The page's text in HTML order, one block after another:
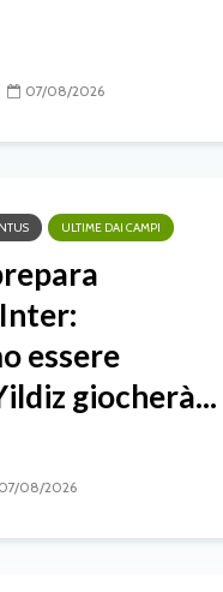
07/08/2026
ULTIME DAI CAMPI
essere
giocherà...
07/08/2026